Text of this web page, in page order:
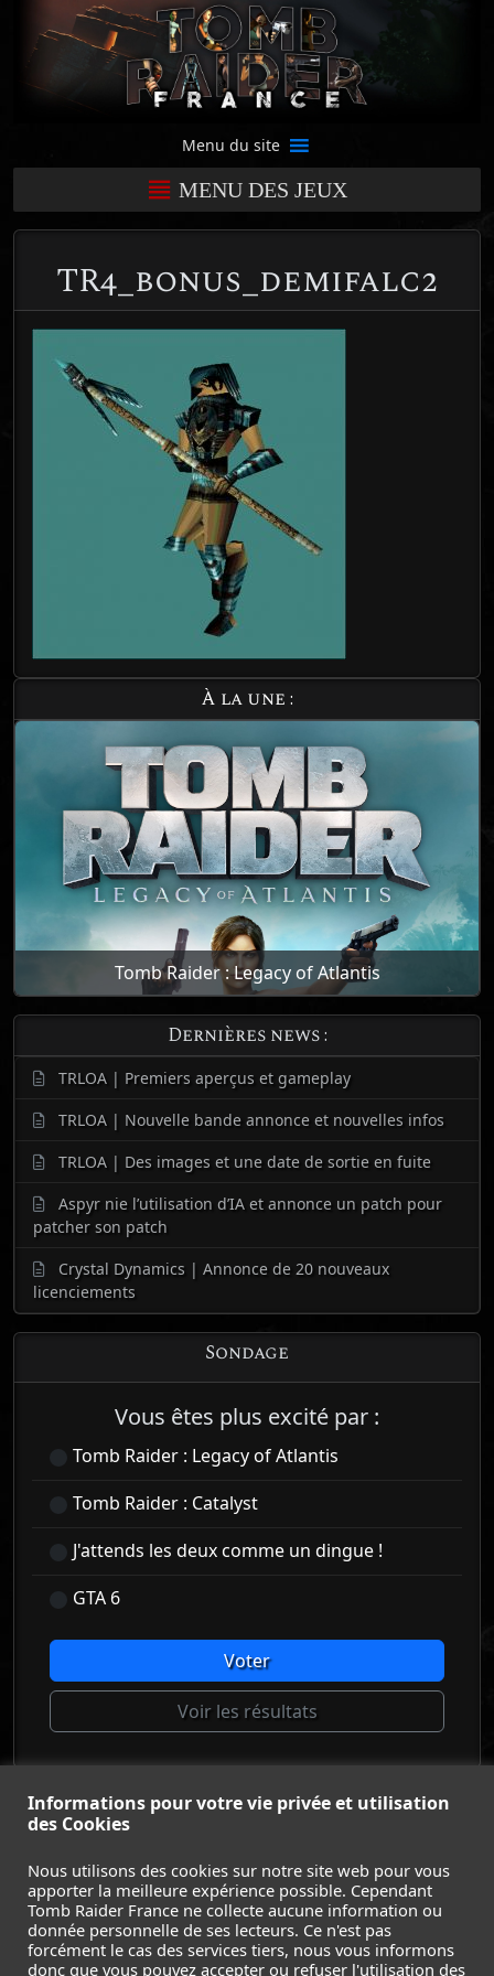
Menu du site
MENU DES JEUX
TR4_bonus_demifalc2
À la une :
Tomb Raider : Legacy of Atlantis
Dernières news :
TRLOA | Premiers aperçus et gameplay
TRLOA | Nouvelle bande annonce et nouvelles infos
TRLOA | Des images et une date de sortie en fuite
Aspyr nie l’utilisation d’IA et annonce un patch pour
patcher son patch
Crystal Dynamics | Annonce de 20 nouveaux
licenciements
Sondage
Vous êtes plus excité par :
Tomb Raider : Legacy of Atlantis
Tomb Raider : Catalyst
J'attends les deux comme un dingue !
GTA 6
Voter
Voir les résultats
Informations pour votre vie privée et utilisation
des Cookies
Nous utilisons des cookies sur notre site web pour vous
apporter la meilleure expérience possible. Cependant
Tomb Raider France ne collecte aucune information ou
donnée personnelle de ses lecteurs. Ce n'est pas
forcément le cas des services tiers, nous vous informons
donc que vous pouvez accepter ou refuser l'utilisation des
© Tomb Raider France 2008 - 2026
Lara Croft et Tomb Raider sont des marques déposées
Square Enix Ltd.
ACCUEIL- TOMB RAIDER- LEGACY OF ATLANTIS
CATALYST - LARA CROFT- FILMS - CONTACT-
MENTIONS LÉGALES / CGU-